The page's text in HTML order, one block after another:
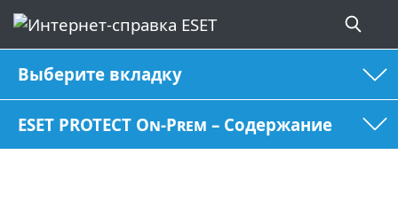
Выберите вкладку
ESET PROTECT On-Prem – Содержание